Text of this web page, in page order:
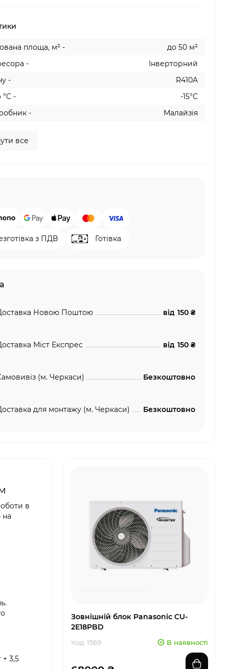
площа, м² -
до 50 м²
-
Інверторний
-
R410A
°C -
-15°C
-
Малайзія
все
з ПДВ Готівка
Новою Поштою від 150 ₴
Міст Експрес від 150 ₴
(м. Черкаси) Безкоштовно
для монтажу (м. Черкаси) Безкоштовно
в
на
3,5
Зовнішній блок Panasonic CU-
2E18PBD
Код: 1569 В наявності